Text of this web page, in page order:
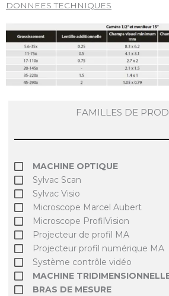
FAMILLES DE
MACHINE OPTIQUE
Sylvac Scan
Sylvac Visio
Microscope Marcel Aubert
Microscope ProfilVision
Projecteur de profil MA
Projecteur profil numérique MA
Système contrôle vidéo
MACHINE
BRAS DE MESURE
DONNEES TECHNIQUES